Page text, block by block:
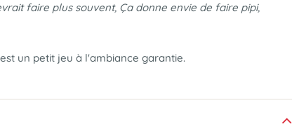
faire plus souvent, Ça donne envie de faire pipi,
est un petit jeu à l'ambiance garantie.